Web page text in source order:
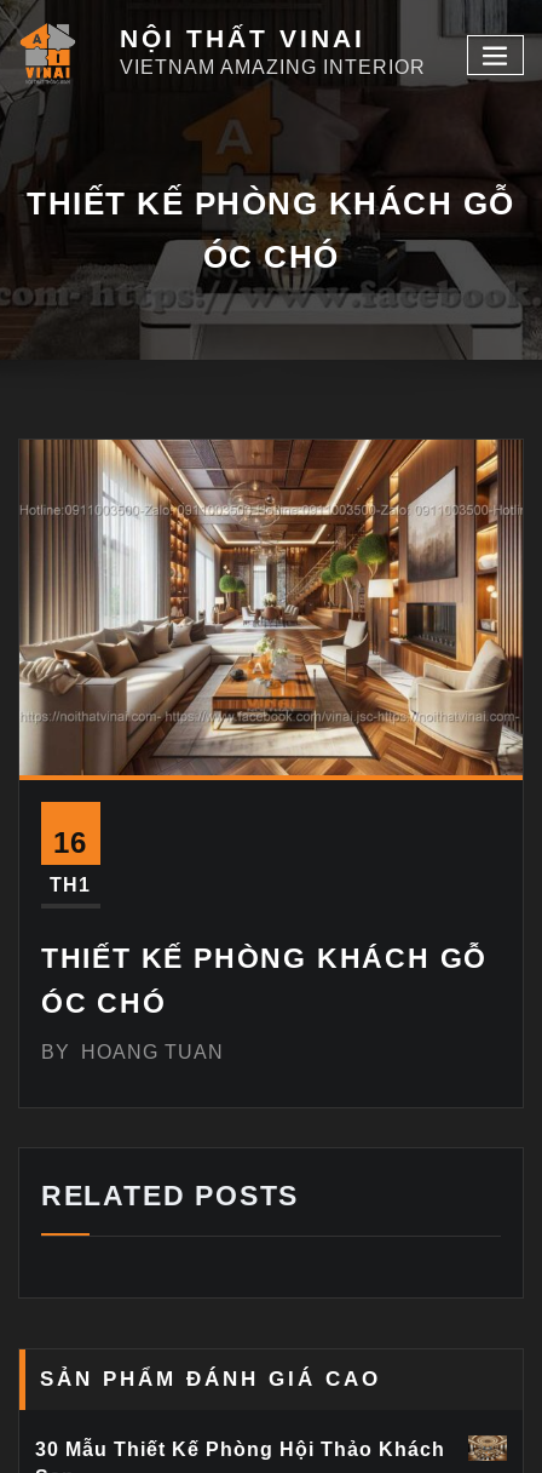
NỘI THẤT VINAI
VIETNAM AMAZING INTERIOR
THIẾT KẾ PHÒNG KHÁCH GỖ
ÓC CHÓ
16
TH1
THIẾT KẾ PHÒNG KHÁCH GỖ
ÓC CHÓ
BY HOANG TUAN
RELATED POSTS
SẢN PHẨM ĐÁNH GIÁ CAO
30 Mẫu Thiết Kế Phòng Hội Thảo Khách